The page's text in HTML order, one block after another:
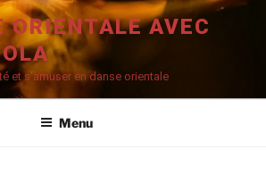
ORIENTALE AVEC
et s'amuser en danse orientale
Menu